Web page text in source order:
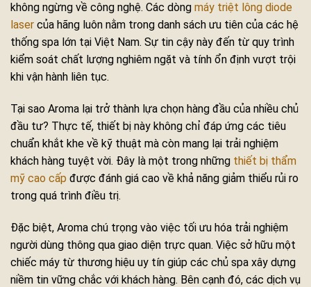
không ngừng về công nghệ. Các dòng máy triệt lông diode
laser của hãng luôn nằm trong danh sách ưu tiên của các hệ
thống spa lớn tại Việt Nam. Sự tin cậy này đến từ quy trình
kiểm soát chất lượng nghiêm ngặt và tính ổn định vượt trội
khi vận hành liên tục.
Tại sao Aroma lại trở thành lựa chọn hàng đầu của nhiều chủ
đầu tư? Thực tế, thiết bị này không chỉ đáp ứng các tiêu
chuẩn khắt khe về kỹ thuật mà còn mang lại trải nghiệm
khách hàng tuyệt vời. Đây là một trong những thiết bị thẩm
mỹ cao cấp được đánh giá cao về khả năng giảm thiểu rủi ro
trong quá trình điều trị.
Đặc biệt, Aroma chú trọng vào việc tối ưu hóa trải nghiệm
người dùng thông qua giao diện trực quan. Việc sở hữu một
chiếc máy từ thương hiệu uy tín giúp các chủ spa xây dựng
niềm tin vững chắc với khách hàng. Bên cạnh đó, các dịch vụ